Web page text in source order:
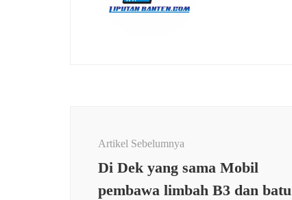
Artikel Sebelumnya
Di Dek yang sama Mobil
pembawa limbah B3 dan batu